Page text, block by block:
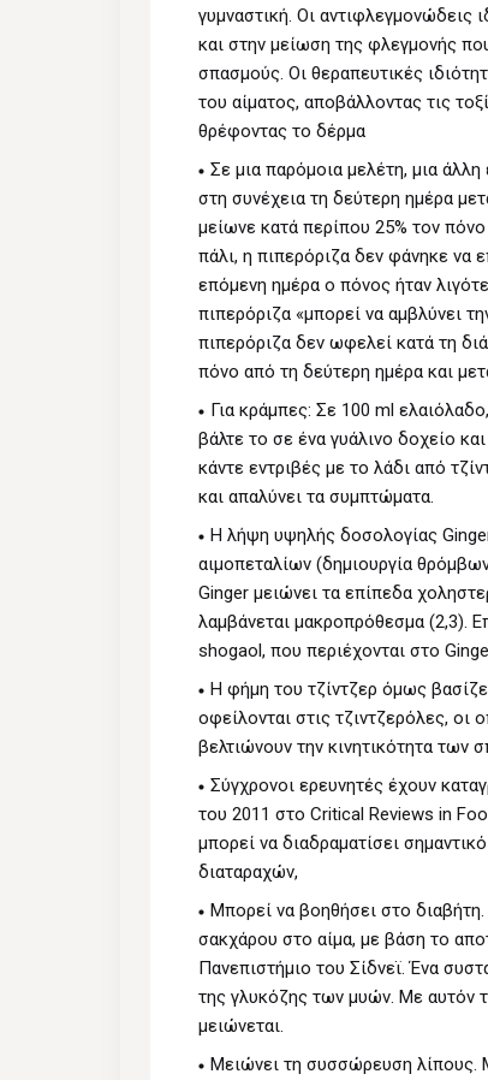
γυμναστική. Οι αντιφλεγμονώδεις
και στην μείωση της φλεγμονής
σπασμούς. Οι θεραπευτικές
του αίματος, αποβάλλοντας τις
θρέφοντας το δέρμα
Σε μια παρόμοια μελέτη, μια
στη συνέχεια τη δεύτερη ημέρα
μείωνε κατά περίπου 25% τον
πάλι, η πιπερόριζα δεν φάνηκε να
επόμενη ημέρα ο πόνος ήταν
πιπερόριζα «μπορεί να αμβλύνει
πιπερόριζα δεν ωφελεί κατά τη
πόνο από τη δεύτερη ημέρα και
Για κράμπες: Σε 100 ml
βάλτε το σε ένα γυάλινο δοχείο
κάντε εντριβές με το λάδι από
και απαλύνει τα συμπτώματα.
Η λήψη υψηλής δοσολογίας
αιμοπεταλίων (δημιουργία
Ginger μειώνει τα επίπεδα
λαμβάνεται μακροπρόθεσμα (2,3).
shogaol, που περιέχονται στο
Η φήμη του τζίντζερ όμως
οφείλονται στις τζιντζερόλες,
βελτιώνουν την κινητικότητα των
Σύγχρονοι ερευνητές έχουν
του 2011 στο Critical Reviews in
μπορεί να διαδραματίσει
διαταραχών,
Μπορεί να βοηθήσει στο
σακχάρου στο αίμα, με βάση το
Πανεπιστήμιο του Σίδνεϊ. Ένα
της γλυκόζης των μυών. Με αυτόν
μειώνεται.
Μειώνει τη συσσώρευση λίπους.